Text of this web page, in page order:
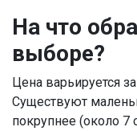
На что
выборе?
Цена варьируется
Существуют
покрупнее (около 7